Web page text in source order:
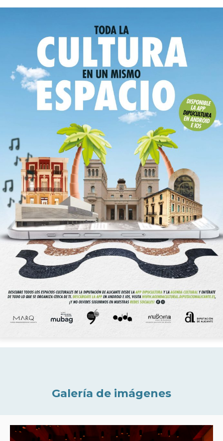
Galería de imágenes